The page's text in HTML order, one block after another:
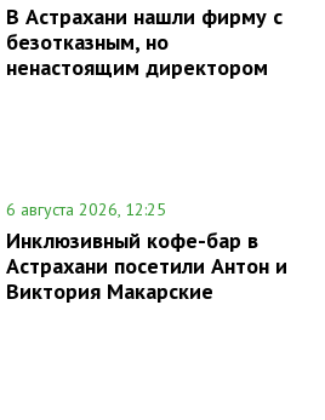
В Астрахани нашли фирму с
безотказным, но
ненастоящим директором
6 августа 2026, 12:25
Инклюзивный кофе-бар в
Астрахани посетили Антон и
Виктория Макарские